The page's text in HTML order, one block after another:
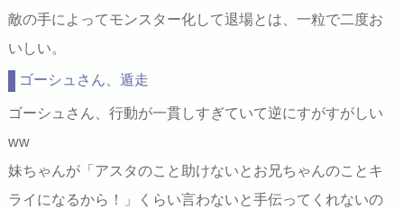
敵の手によってモンスター化して退場とは、一粒で二度お
いしい。
ゴーシュさん、遁走
ゴーシュさん、行動が一貫しすぎていて逆にすがすがしい
ww
妹ちゃんが「アスタのこと助けないとお兄ちゃんのことキ
ライになるから！」くらい言わないと手伝ってくれないの